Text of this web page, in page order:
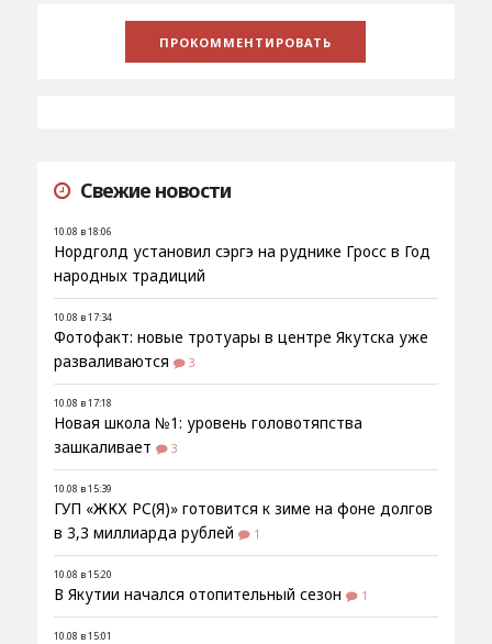
Свежие новости
10.08 в 18:06
Нордголд установил сэргэ на руднике Гросс в Год
народных традиций
10.08 в 17:34
Фотофакт: новые тротуары в центре Якутска уже
разваливаются
3
10.08 в 17:18
Новая школа №1: уровень головотяпства
зашкаливает
3
10.08 в 15:39
ГУП «ЖКХ РС(Я)» готовится к зиме на фоне долгов
в 3,3 миллиарда рублей
1
10.08 в 15:20
В Якутии начался отопительный сезон 1
10.08 в 15:01